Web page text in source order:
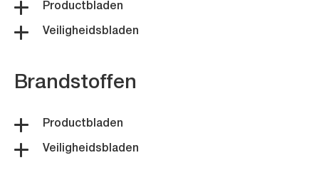
Productbladen
Veiligheidsbladen
Brandstoffen
Productbladen
Veiligheidsbladen